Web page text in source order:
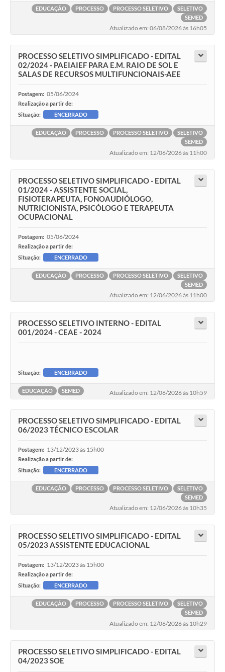
EDUCAÇÃO PROCESSO PROCESSO SELETIVO
SELETIVO
SEMED
Atualizado em: 06/08/2026 às 16h05
PROCESSO SELETIVO SIMPLIFICADO - EDITAL
02/2024 - PAEIAIEF PARA E.M. RAIO DE SOL E
SALAS DE RECURSOS MULTIFUNCIONAIS-AEE
Postagem: 05/06/2024
Realização a partir de:
Situação:
ENCERRADO
EDUCAÇÃO PROCESSO PROCESSO SELETIVO
SELETIVO
SEMED
Atualizado em: 12/06/2026 às 11h00
PROCESSO SELETIVO SIMPLIFICADO - EDITAL
01/2024 - ASSISTENTE SOCIAL,
FISIOTERAPEUTA, FONOAUDIÓLOGO,
NUTRICIONISTA, PSICÓLOGO E TERAPEUTA
OCUPACIONAL
Postagem: 05/06/2024
Realização a partir de:
Situação:
ENCERRADO
EDUCAÇÃO PROCESSO PROCESSO SELETIVO
SELETIVO
SEMED
Atualizado em: 12/06/2026 às 11h00
PROCESSO SELETIVO INTERNO - EDITAL
001/2024 - CEAE - 2024
Situação: ENCERRADO
EDUCAÇÃO SEMED Atualizado em: 12/06/2026 às 10h59
PROCESSO SELETIVO SIMPLIFICADO - EDITAL
06/2023 TÉCNICO ESCOLAR
Postagem: 13/12/2023 às 15h00
Realização a partir de:
Situação:
ENCERRADO
EDUCAÇÃO PROCESSO PROCESSO SELETIVO
SELETIVO
SEMED
Atualizado em: 12/06/2026 às 10h35
PROCESSO SELETIVO SIMPLIFICADO - EDITAL
05/2023 ASSISTENTE EDUCACIONAL
Postagem: 13/12/2023 às 15h00
Realização a partir de:
Situação:
ENCERRADO
EDUCAÇÃO PROCESSO PROCESSO SELETIVO
SELETIVO
SEMED
Atualizado em: 12/06/2026 às 10h29
PROCESSO SELETIVO SIMPLIFICADO - EDITAL
04/2023 SOE